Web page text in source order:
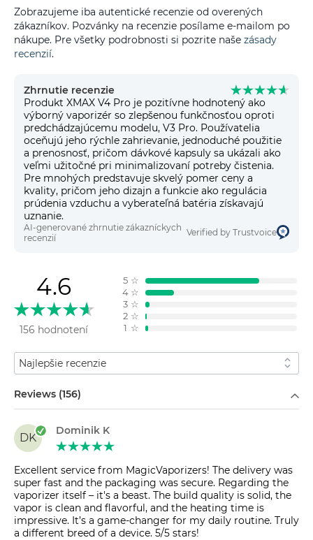
Zobrazujeme iba autentické recenzie od overených
zákazníkov. Pozvánky na recenzie posílame e-mailom po
nákupe. Pre všetky podrobnosti si pozrite naše zásady
recenzií.
Zhrnutie recenzie
Produkt XMAX V4 Pro je pozitívne hodnotený ako
výborný vaporizér so zlepšenou funkčnosťou oproti
predchádzajúcemu modelu, V3 Pro. Používatelia
oceňujú jeho rýchle zahrievanie, jednoduché použitie
a prenosnosť, pričom dávkové kapsuly sa ukázali ako
veľmi užitočné pri minimalizovaní potreby čistenia.
Pre mnohých predstavuje skvelý pomer ceny a
kvality, pričom jeho dizajn a funkcie ako regulácia
prúdenia vzduchu a vyberateľná batéria získavajú
uznanie.
AI-generované zhrnutie zákazníckych
recenzií
Verified by Trustvoice
4.6
156 hodnotení
5 ☆
4 ☆
3 ☆
2 ☆
1 ☆
Zoradiť podľa
Reviews (156)
DK
Dominik K
Excellent service from MagicVaporizers! The delivery was
super fast and the packaging was secure. Regarding the
vaporizer itself – it's a beast. The build quality is solid, the
vapor is clean and flavorful, and the heating time is
impressive. It’s a game-changer for my daily routine. Truly
a different breed of a device. 5/5 stars!